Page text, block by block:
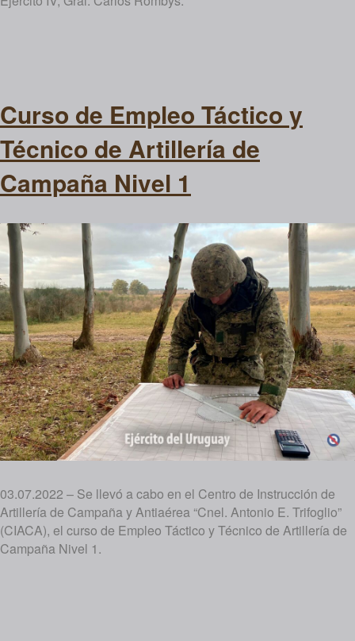
Curso de Empleo Táctico y
Técnico de Artillería de
Campaña Nivel 1
03.07.2022 – Se llevó a cabo en el Centro de Instrucción de
Artillería de Campaña y Antiaérea “Cnel. Antonio E. Trifoglio”
(CIACA), el curso de Empleo Táctico y Técnico de Artillería de
Campaña Nivel 1.